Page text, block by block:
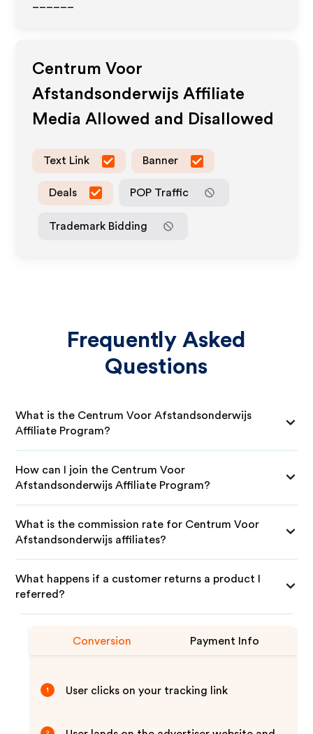
Centrum Voor
Afstandsonderwijs Affiliate
Media Allowed and Disallowed
Text Link Banner
Deals POP Traffic
Trademark Bidding
Frequently Asked
Questions
What is the Centrum Voor Afstandsonderwijs
Affiliate Program?
How can I join the Centrum Voor
Afstandsonderwijs Affiliate Program?
What is the commission rate for Centrum Voor
Afstandsonderwijs affiliates?
What happens if a customer returns a product I
referred?
Conversion Payment Info
1 User clicks on your tracking link